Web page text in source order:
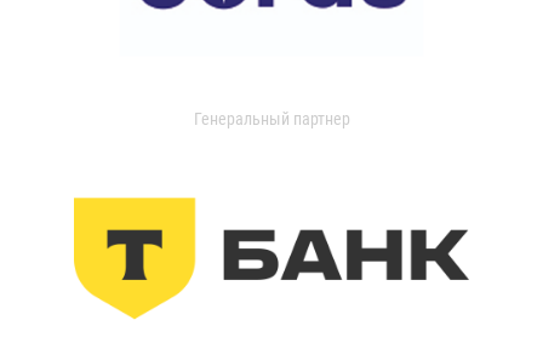
Генеральный партнер